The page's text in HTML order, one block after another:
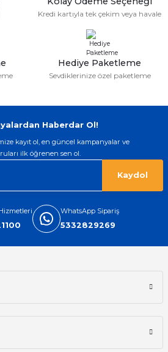
Kredi kartıyla tek çekim veya havale
Hediye Paketleme
Sevdiklerinize özel paketleme
Haberdar Ol!
kayıt ol, en güncel kampanyalar ve
ilk öğrenen sen ol.
Kaydol
WhatsApp Sipariş
5332829269